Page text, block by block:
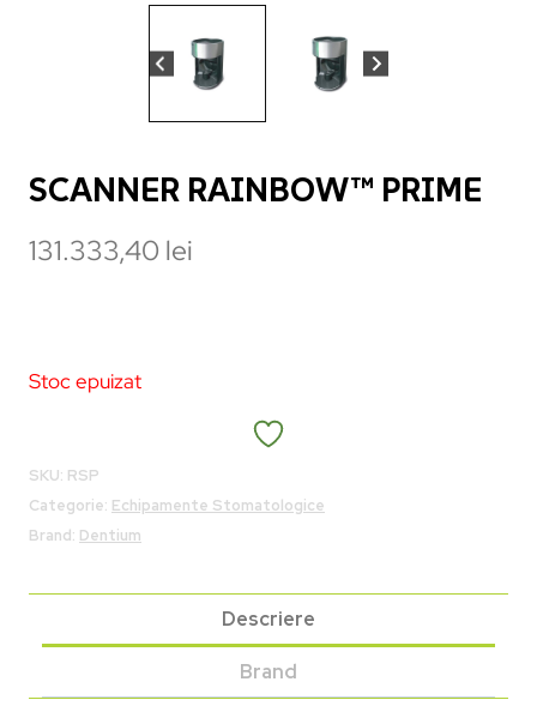
SCANNER RAINBOW™ PRIME
131.333,40 lei
Stoc epuizat
SKU: RSP
Categorie: Echipamente Stomatologice
Brand: Dentium
Descriere
Brand